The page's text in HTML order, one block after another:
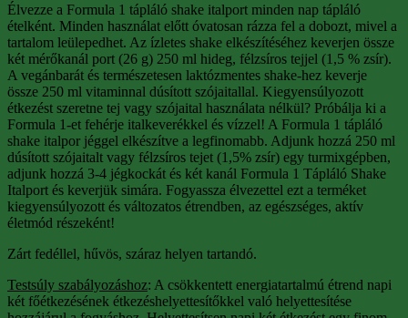
Élvezze a Formula 1 tápláló shake italport minden nap tápláló
ételként. Minden használat előtt óvatosan rázza fel a dobozt, mivel a
tartalom leülepedhet. Az ízletes shake elkészítéséhez keverjen össze
két mérőkanál port (26 g) 250 ml hideg, félzsíros tejjel (1,5 % zsír).
A vegánbarát és természetesen laktózmentes shake-hez keverje
össze 250 ml vitaminnal dúsított szójaitallal. Kiegyensúlyozott
étkezést szeretne tej vagy szójaital használata nélkül? Próbálja ki a
Formula 1-et fehérje italkeverékkel és vízzel! A Formula 1 tápláló
shake italpor jéggel elkészítve a legfinomabb. Adjunk hozzá 250 ml
dúsított szójaitalt vagy félzsíros tejet (1,5% zsír) egy turmixgépben,
adjunk hozzá 3-4 jégkockát és két kanál Formula 1 Tápláló Shake
Italport és keverjük simára. Fogyassza élvezettel ezt a terméket
kiegyensúlyozott és változatos étrendben, az egészséges, aktív
életmód részeként!
Zárt fedéllel, hűvös, száraz helyen tartandó.
Testsúly szabályozáshoz: A csökkentett energiatartalmú étrend napi
két főétkezésének étkezéshelyettesítőkkel való helyettesítése